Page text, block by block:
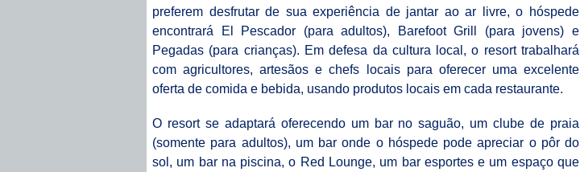
preferem desfrutar de sua experiência de jantar ao ar livre, o hóspede
encontrará El Pescador (para adultos), Barefoot Grill (para jovens) e
Pegadas (para crianças). Em defesa da cultura local, o resort trabalhará
com agricultores, artesãos e chefs locais para oferecer uma excelente
oferta de comida e bebida, usando produtos locais em cada restaurante.
O resort se adaptará oferecendo um bar no saguão, um clube de praia
(somente para adultos), um bar onde o hóspede pode apreciar o pôr do
sol, um bar na piscina, o Red Lounge, um bar esportes e um espaço que